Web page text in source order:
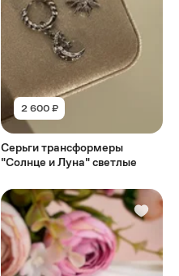
2 600 ₽
Серьги трансформеры
"Солнце и Луна" светлые